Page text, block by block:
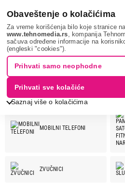
Obaveštenje o kolačićima
Za vreme korišćenja bilo koje stranice
www.tehnomedia.rs , kompanija
sačuva određene informacije na
(engleski "cookies").
Saznaj više o kolačićima
Prihvati samo neophodne
Prihvati sve kolačiće
MOTOROLA
MOTOROLA
MOTOROLA ponuda:
MOBILNI TELEFONI
ZVUČNICI